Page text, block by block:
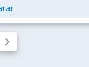
keyboard_arrow_right